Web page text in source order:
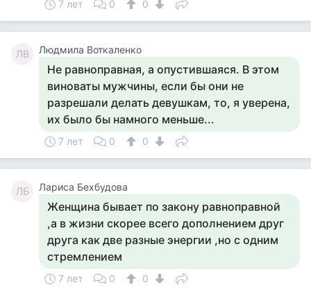
7 лет 0 0
ЛВ Людмила Воткаленко
Не равноправная, а опустившаяся. В этом
виноваты мужчины, если бы они не
разрешали делать девушкам, то, я уверена,
их было бы намного меньше...
7 лет 0 0
ЛБ Лариса Бехбудова
Женщина бывает по закону равноправной
,а в жизни скорее всего дополнением друг
друга как две разные энергии ,но с одним
стремлением
7 лет 0 0